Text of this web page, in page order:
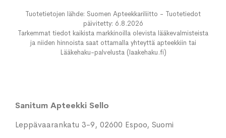
Tuotetietojen lähde: Suomen Apteekkariliitto - Tuotetiedot
päivitetty: 6.8.2026
Tarkemmat tiedot kaikista markkinoilla olevista lääkevalmisteista
ja niiden hinnoista saat ottamalla yhteyttä apteekkiin tai
Lääkehaku-palvelusta (laakehaku.fi)
Sanitum Apteekki Sello
Leppävaarankatu 3-9, 02600 Espoo, Suomi